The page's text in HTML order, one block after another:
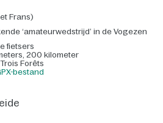
Frans)
‘amateurwedstrijd’ in de Vogezen
fietsers
200 kilometer
Forêts
bestand